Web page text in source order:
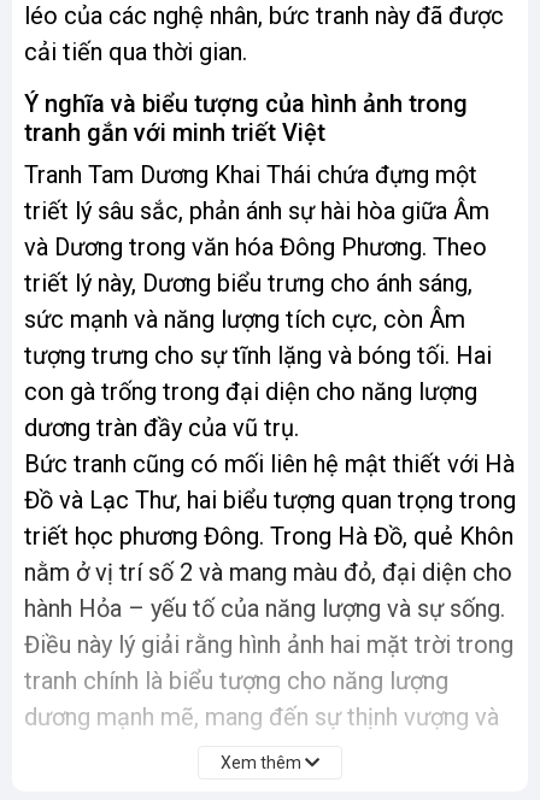
léo của các nghệ nhân, bức tranh này đã được
cải tiến qua thời gian.
Ý nghĩa và biểu tượng của hình ảnh trong
tranh gắn với minh triết Việt
Tranh Tam Dương Khai Thái chứa đựng một
triết lý sâu sắc, phản ánh sự hài hòa giữa Âm
và Dương trong văn hóa Đông Phương. Theo
triết lý này, Dương biểu trưng cho ánh sáng,
sức mạnh và năng lượng tích cực, còn Âm
tượng trưng cho sự tĩnh lặng và bóng tối. Hai
con gà trống trong đại diện cho năng lượng
dương tràn đầy của vũ trụ.
Bức tranh cũng có mối liên hệ mật thiết với Hà
Đồ và Lạc Thư, hai biểu tượng quan trọng trong
triết học phương Đông. Trong Hà Đồ, quẻ Khôn
nằm ở vị trí số 2 và mang màu đỏ, đại diện cho
hành Hỏa – yếu tố của năng lượng và sự sống.
Điều này lý giải rằng hình ảnh hai mặt trời trong
tranh chính là biểu tượng cho năng lượng
dương mạnh mẽ, mang đến sự thịnh vượng và
sinh khí cho vạn vật.Xem thêm